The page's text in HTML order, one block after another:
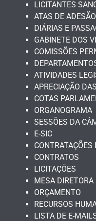
LICITANTES
ATAS DE ADESÃO
DIÁRIAS E
GABINETE DOS
COMISSÕES
ATIVIDADES
APRECIAÇÃO
COTAS
ORGANOGRAMA
SESSÕES DA
E-SIC
CONTRATAÇÕES
CONTRATOS
LICITAÇÕES
MESA DIRETORA
ORÇAMENTO
RECURSOS
LISTA DE E-